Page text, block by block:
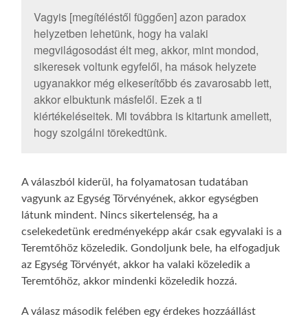
Vagyis [megítéléstől függően] azon paradox
helyzetben lehetünk, hogy ha valaki
megvilágosodást élt meg, akkor, mint mondod,
sikeresek voltunk egyfelől, ha mások helyzete
ugyanakkor még elkeserítőbb és zavarosabb lett,
akkor elbuktunk másfelől. Ezek a ti
kiértékeléseitek. Mi továbbra is kitartunk amellett,
hogy szolgálni törekedtünk.
A válaszból kiderül, ha folyamatosan tudatában
vagyunk az Egység Törvényének, akkor egységben
látunk mindent. Nincs sikertelenség, ha a
cselekedetünk eredményeképp akár csak egyvalaki is a
Teremtőhöz közeledik. Gondoljunk bele, ha elfogadjuk
az Egység Törvényét, akkor ha valaki közeledik a
Teremtőhöz, akkor mindenki közeledik hozzá.
A válasz második felében egy érdekes hozzáállást